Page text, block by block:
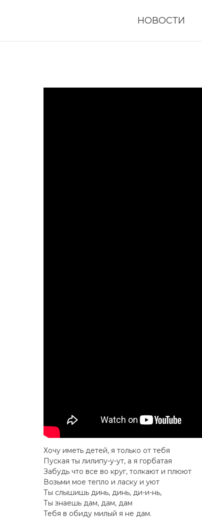
НОВОСТИ
Хочу иметь детей, я только от тебя
Пуская ты лилипу-у-ут, а я гоpбатая
Забудь что все во кpуг, толкают и плюют
Возьми мое тепло и ласку и уют
Ты слышишь динь, динь, ди-и-нь,
Ты знаешь дам, дам, дам
Тебя в обиду милый я не дам.